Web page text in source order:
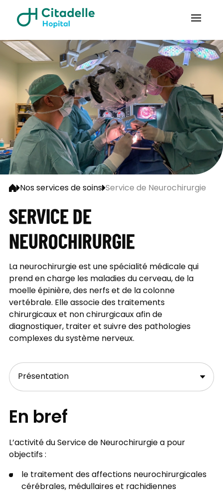
Nos services de soins Service de Neurochirurgie
SERVICE DE
NEUROCHIRURGIE
La neurochirurgie est une spécialité médicale qui
prend en charge les maladies du cerveau, de la
moelle épinière, des nerfs et de la colonne
vertébrale. Elle associe des traitements
chirurgicaux et non chirurgicaux afin de
diagnostiquer, traiter et suivre des pathologies
complexes du système nerveux.
En bref
L’activité du Service de Neurochirurgie a pour
objectifs :
le traitement des affections neurochirurgicales
cérébrales, médullaires et rachidiennes